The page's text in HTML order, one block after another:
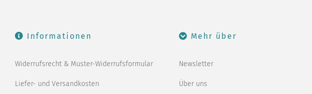
Informationen
Widerrufsrecht & Muster-Widerrufsformular
Liefer- und Versandkosten
Mehr über
Newsletter
Über uns